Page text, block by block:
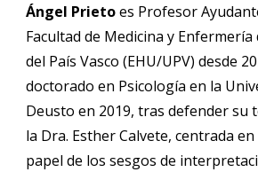
Ángel Prietoes Profesor
Facultad de Medicina y
del País Vasco (EHU/UPV) desde
doctorado en Psicología en la
Deusto en 2019, tras defender su
la Dra. Esther Calvete, centrada
papel de los sesgos de